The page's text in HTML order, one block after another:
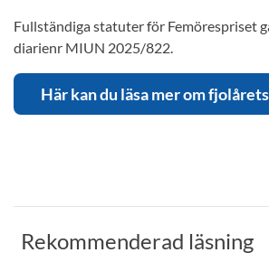
Fullständiga statuter för Femörespriset
diarienr MIUN 2025/822.
Här kan du läsa mer om
Rekommenderad läsning